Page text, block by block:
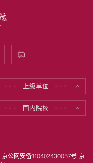
上级单位
国内院校
京公网安备110402430057号 京